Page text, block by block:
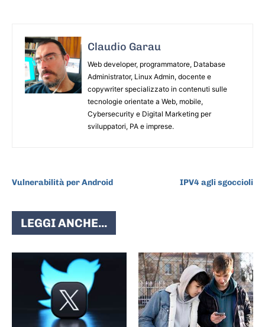
Claudio Garau
Web developer, programmatore, Database
Administrator, Linux Admin, docente e
copywriter specializzato in contenuti sulle
tecnologie orientate a Web, mobile,
Cybersecurity e Digital Marketing per
sviluppatori, PA e imprese.
Vulnerabilità per Android
IPV4 agli sgoccioli
LEGGI ANCHE...